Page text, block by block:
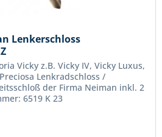
Lenkerschloss
Vicky z.B. Vicky IV, Vicky Luxus,
Lenkradschloss /
der Firma Neiman inkl. 2
6519 K 23